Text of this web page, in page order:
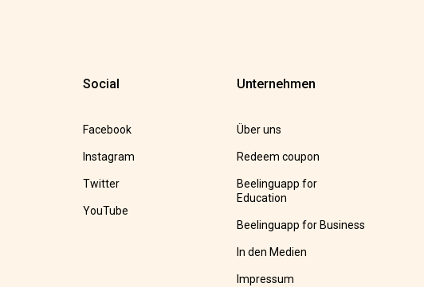
Social
Facebook
Instagram
Twitter
YouTube
Unternehmen
Über uns
Redeem coupon
Beelinguapp for
Education
Beelinguapp for Business
In den Medien
Impressum